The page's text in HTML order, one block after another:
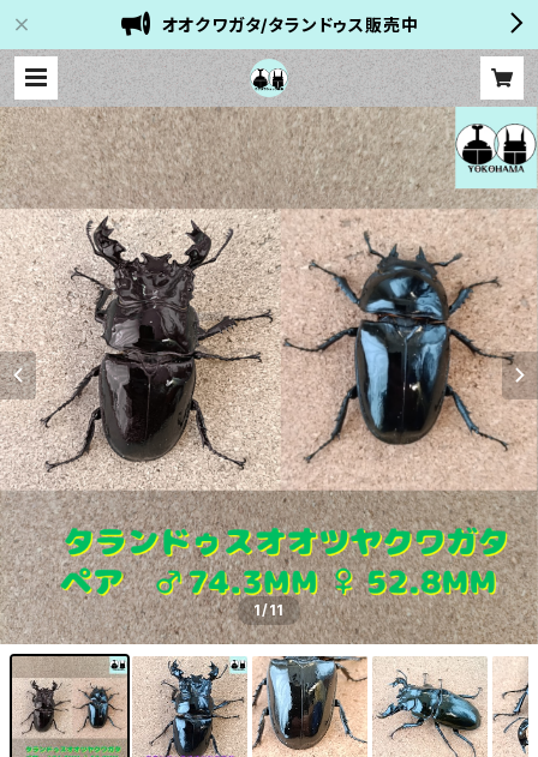
オオクワガタ/タランドゥス販売中
1/11